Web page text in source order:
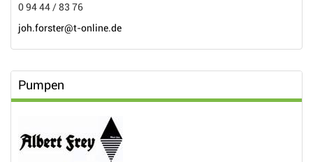
0 94 44 / 83 76
joh.forster@t-online.de
Pumpen